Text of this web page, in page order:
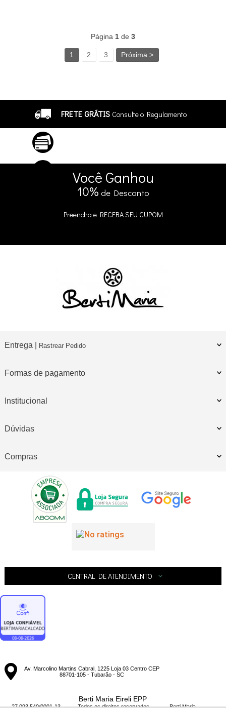
Página 1de 3
1 2 3 Próxima >
FRETE GRÁTIS Consulte o Regulamento
5% DE DESCONTO no Pix e Boleto
Você Ganhou
10% de Desconto
Preencha e RECEBA SEU CUPOM
Entrega | Rastrear Pedido
Formas de pagamento
Institucional
Dúvidas
Compras
CENTRAL DE ATENDIMENTO
Av. Marcolino Martins Cabral, 1225 Loja 03 Centro CEP
88701-105 - Tubarão - SC
Berti Maria Eireli EPP
27.093.540/0001-13 - Todos os direitos reservados-Berti Maria-